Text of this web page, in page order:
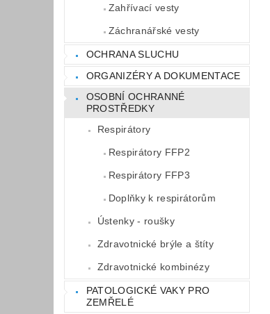
Zahřívací vesty
Záchranářské vesty
OCHRANA SLUCHU
ORGANIZÉRY A DOKUMENTACE
OSOBNÍ OCHRANNÉ
PROSTŘEDKY
Respirátory
Respirátory FFP2
Respirátory FFP3
Doplňky k respirátorům
Ústenky - roušky
Zdravotnické brýle a štíty
Zdravotnické kombinézy
PATOLOGICKÉ VAKY PRO
ZEMŘELÉ